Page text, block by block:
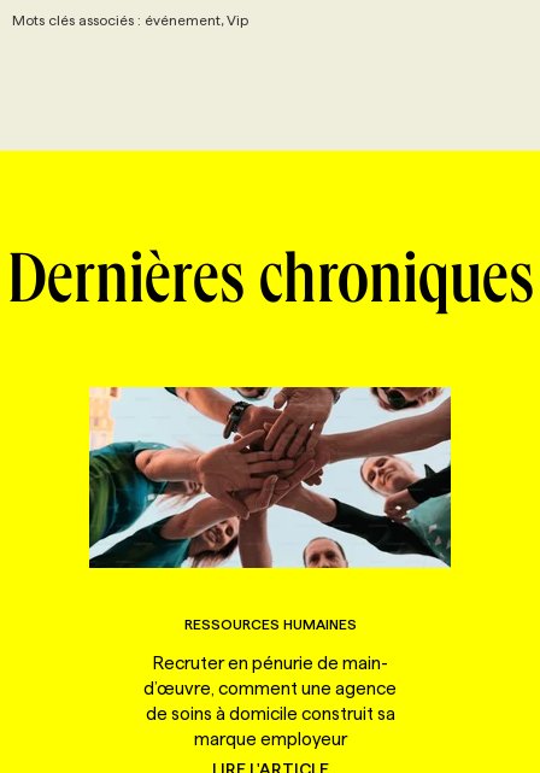
Mots clés associés : événement, Vip
Dernières chroniques
RESSOURCES HUMAINES
Recruter en pénurie de main-
d’œuvre, comment une agence
de soins à domicile construit sa
marque employeur